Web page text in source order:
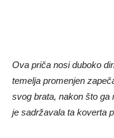
Ova priča nosi duboko
temelja promenjen
svog brata, nakon što ga
je sadržavala ta koverta